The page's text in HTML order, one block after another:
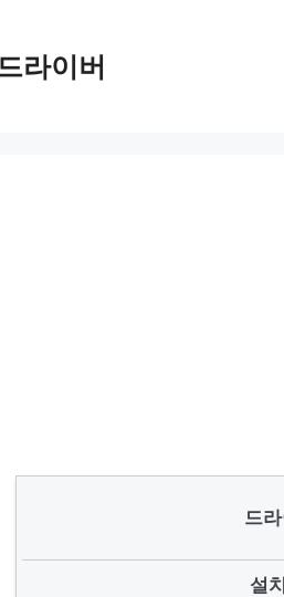
라이버
드
설